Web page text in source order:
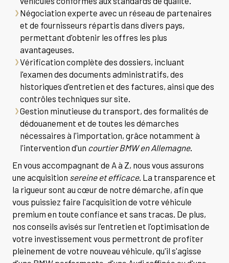
Négociation experte avec un réseau de partenaires
et de fournisseurs répartis dans divers pays,
permettant d'obtenir les offres les plus
avantageuses.
Vérification complète des dossiers, incluant
l'examen des documents administratifs, des
historiques d'entretien et des factures, ainsi que des
contrôles techniques sur site.
Gestion minutieuse du transport, des formalités de
dédouanement et de toutes les démarches
nécessaires à l'importation, grâce notamment à
l'intervention d'un courtier BMW en Allemagne.
En vous accompagnant de A à Z, nous vous assurons
une acquisition sereine et efficace. La transparence et
la rigueur sont au cœur de notre démarche, afin que
vous puissiez faire l'acquisition de votre véhicule
premium en toute confiance et sans tracas. De plus,
nos conseils avisés sur l'entretien et l'optimisation de
votre investissement vous permettront de profiter
pleinement de votre nouveau véhicule, qu'il s'agisse